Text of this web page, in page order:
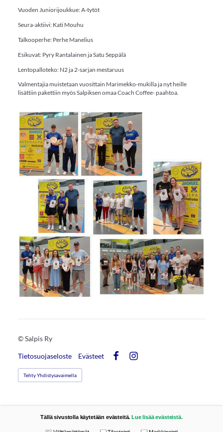
Vuoden Juniorijoukkue: A-tytöt
Seura-aktiivi: Kati Mouhu
Talkooperhe: Perhe Manelius
Esikuvat: Pyry Rantalainen ja Satu Seppälä
Lentopalloteko: N2 ja 2-sarjan mestaruus
Valmentajia muistetaan vuosittain Marimekko-mukilla ja nyt heille
lisättiin pakettiin myös Salpiksen omaa Coach Coffee- paahtoa.
©Salpis Ry
Tietosuojaseloste
Evästeet
Tehty Yhdistysavaimella
Tällä sivustolla käytetään evästeitä.Lue lisää evästeistä.
Valitse käytettävät evästeet